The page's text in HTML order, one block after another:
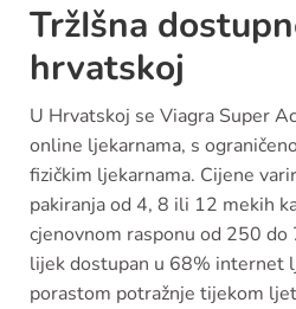
TržIšna
hrvatskoj
U Hrvatskoj se Viagra Super
online ljekarnama, s
fizičkim ljekarnama. Cijene
pakiranja od 4, 8 ili 12 mekih
cjenovnom rasponu od 250 do
lijek dostupan u 68% internet
porastom potražnje tijekom